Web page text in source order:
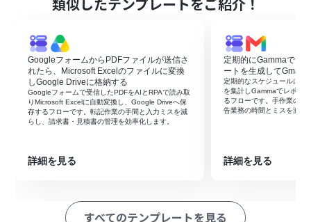
Yoomと連携します
次に、トリガーでGoogleフォームを選択し、「フォーム
に回答が送信されたら」というアクションを設定します
オペレーションでGoogle Driveの「ファイルをダウンロ
ードする」アクションを設定し、フォームに添付されたフ
ァイルを取得します
次に、OCR機能で「任意の画像やPDFを読み取る」アクシ
続いて、AI機能の「テキストを生成する」アクションを設
最後に、Notionの「レコードを追加する」アクションを
設定し、AIが生成した分析結果を指定のデータベースに追
GoogleフォームからPDFファイルが送信さ
れたら、Microsoft Excelのファイルに変換
しGoogle Driveに格納する
Googleフォームで受信したPDFをAIとRPAで読み取
りMicrosoft Excelに自動変換し、Google Driveへ保
存するフローです。転記作業の手間と入力ミスを減
らし、請求書・見積書の管理を効率化します。
詳細を見る
定期的にGammaでフ
ートを生成してGmail
定期的なスケジュールに合
を集計しGammaでレポー
るフローです。手作業の集
告業務の時間とミスを減ら
詳細を見る
すべてのテンプレートを見る